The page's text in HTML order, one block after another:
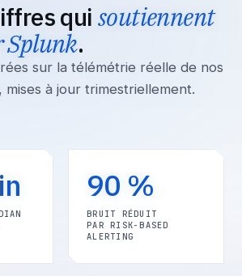
qui soutiennent
Splunk.
sur la télémétrie réelle de nos
mises à jour trimestriellement.
90 %
BRUIT RÉDUIT
PAR RISK-BASED
ALERTING